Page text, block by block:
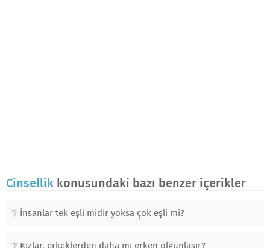
Cinsellik konusundaki bazı benzer içerikler
İnsanlar tek eşli midir yoksa çok eşli mi?
Kızlar, erkeklerden daha mı erken olgunlaşır?